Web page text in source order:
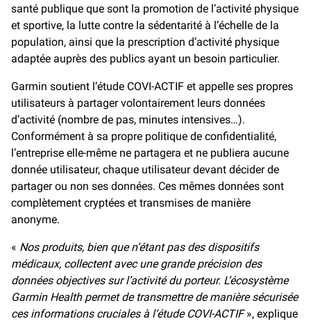
santé publique que sont la promotion de l’activité physique
et sportive, la lutte contre la sédentarité à l’échelle de la
population, ainsi que la prescription d’activité physique
adaptée auprès des publics ayant un besoin particulier.
Garmin soutient l’étude COVI-ACTIF et appelle ses propres
utilisateurs à partager volontairement leurs données
d’activité (nombre de pas, minutes intensives…).
Conformément à sa propre politique de confidentialité,
l’entreprise elle-même ne partagera et ne publiera aucune
donnée utilisateur, chaque utilisateur devant décider de
partager ou non ses données. Ces mêmes données sont
complètement cryptées et transmises de manière
anonyme.
« Nos produits, bien que n’étant pas des dispositifs
médicaux, collectent avec une grande précision des
données objectives sur l’activité du porteur. L’écosystème
Garmin Health permet de transmettre de manière sécurisée
ces informations cruciales à l‘étude COVI-ACTIF», explique